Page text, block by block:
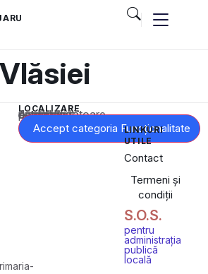
LOCALIZARE
Acest conținut este blocat până când acceptați categoria corespunzătoare de cookie-uri.
Accept categoria Funcționalitate
LINKURI
UTILE
Contact
Termeni și
condiții
S.O.S.
pentru
administrația
publică
locală